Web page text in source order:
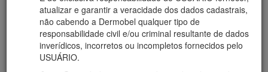
atualizar e garantir a veracidade dos dados cadastrais,
não cabendo a Dermobel qualquer tipo de
responsabilidade civil e/ou criminal resultante de dados
inverídicos, incorretos ou incompletos fornecidos pelo
USUÁRIO.